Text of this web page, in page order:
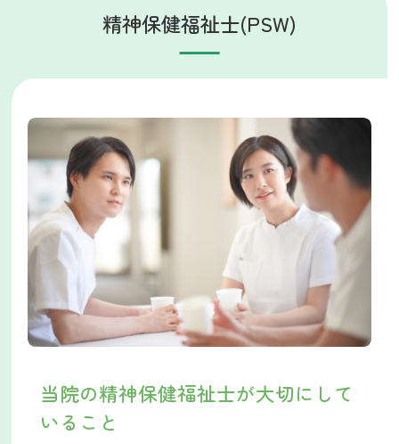
精神保健福祉士(PSW)
当院の精神保健福祉士が大切にして
いること